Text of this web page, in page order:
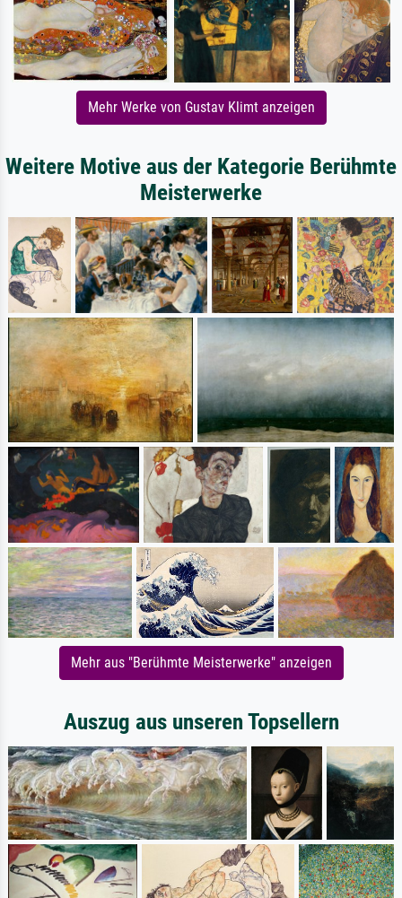
Mehr Werke von Gustav Klimt anzeigen
Weitere Motive aus der Kategorie Berühmte
Meisterwerke
Mehr aus "Berühmte Meisterwerke" anzeigen
Auszug aus unseren Topsellern